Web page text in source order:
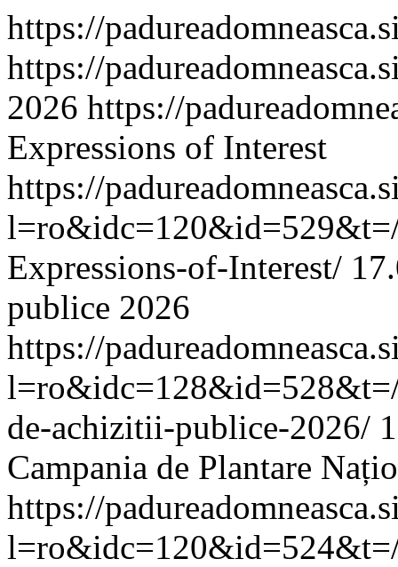
https://
https://
2026 https://
Expressions of Interest
https://
Expressions-of-Interest/
publice 2026
https://
de-achizitii-publice-2026/
Campania de Plantare
https://